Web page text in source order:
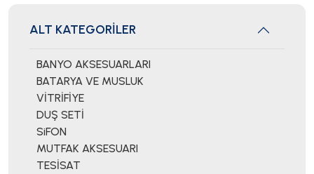
ALT KATEGORİLER
BANYO AKSESUARLARI
BATARYA VE MUSLUK
VİTRİFİYE
DUŞ SETİ
SiFON
MUTFAK AKSESUARI
TESİSAT